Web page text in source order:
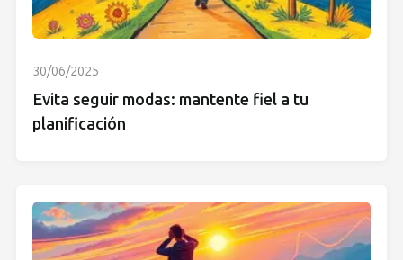
30/06/2025
Evita seguir modas: mantente fiel a tu
planificación